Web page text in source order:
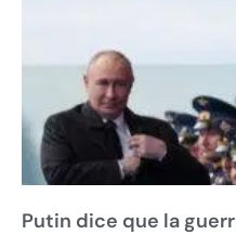
Putin dice que la